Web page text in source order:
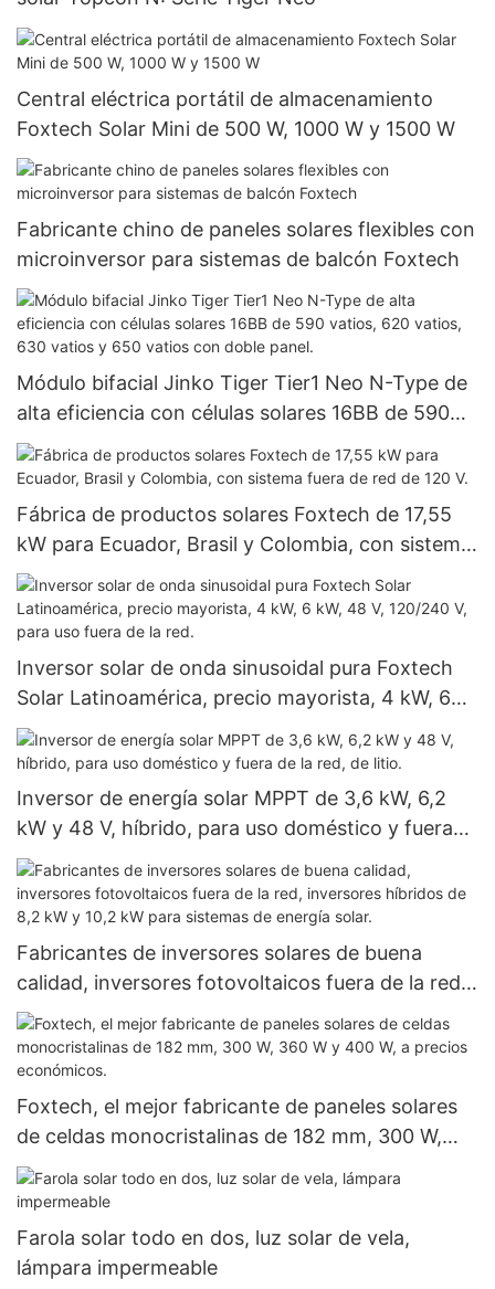
Central eléctrica portátil de almacenamiento
Foxtech Solar Mini de 500 W, 1000 W y 1500 W
Fabricante chino de paneles solares flexibles con
microinversor para sistemas de balcón Foxtech
Módulo bifacial Jinko Tiger Tier1 Neo N-Type de
alta eficiencia con células solares 16BB de 590
vatios, 620 vatios, 630 vatios y 650 vatios con
doble panel.
Fábrica de productos solares Foxtech de 17,55
kW para Ecuador, Brasil y Colombia, con sistema
fuera de red de 120 V.
Inversor solar de onda sinusoidal pura Foxtech
Solar Latinoamérica, precio mayorista, 4 kW, 6
kW, 48 V, 120/240 V, para uso fuera de la red.
Inversor de energía solar MPPT de 3,6 kW, 6,2
kW y 48 V, híbrido, para uso doméstico y fuera
de la red, de litio.
Fabricantes de inversores solares de buena
calidad, inversores fotovoltaicos fuera de la red,
inversores híbridos de 8,2 kW y 10,2 kW para
sistemas de energía solar.
Foxtech, el mejor fabricante de paneles solares
de celdas monocristalinas de 182 mm, 300 W,
360 W y 400 W, a precios económicos.
Farola solar todo en dos, luz solar de vela,
lámpara impermeable